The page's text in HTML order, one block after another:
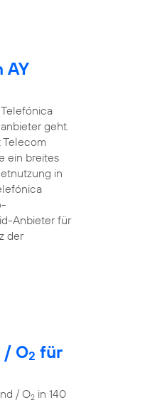
AY
geht.
Telecom
ein breites
in
Anbieter für
der
/ O2 für
/ O2 in 140